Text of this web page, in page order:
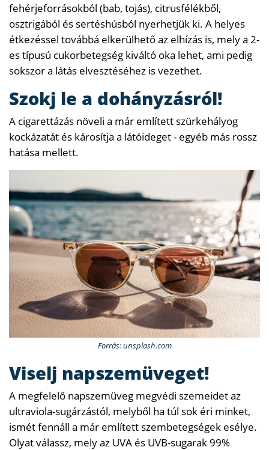
fehérjeforrásokból (bab, tojás), citrusfélékből,
osztrigából és sertéshúsból nyerhetjük ki. A helyes
étkezéssel továbbá elkerülhető az elhízás is, mely a 2-
es típusú cukorbetegség kiváltó oka lehet, ami pedig
sokszor a látás elvesztéséhez is vezethet.
Szokj le a dohányzásról!
A cigarettázás növeli a már említett szürkehályog
kockázatát és károsítja a látóideget - egyéb más rossz
hatása mellett.
Forrás: unsplash.com
Viselj napszemüveget!
A megfelelő napszemüveg megvédi szemeidet az
ultraviola-sugárzástól, melyből ha túl sok éri minket,
ismét fennáll a már említett szembetegségek esélye.
Olyat válassz, mely az UVA és UVB-sugarak 99%